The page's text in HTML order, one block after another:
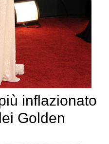
inflazionato
Golden